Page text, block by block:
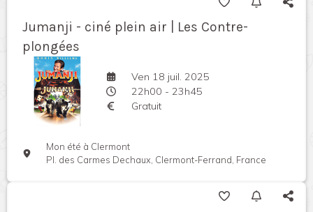
Jumanji - ciné plein air | Les Contre-
plongées
Ven 18 juil. 2025
22h00 - 23h45
Gratuit
Mon été à Clermont
Pl. des Carmes Dechaux, Clermont-Ferrand, France